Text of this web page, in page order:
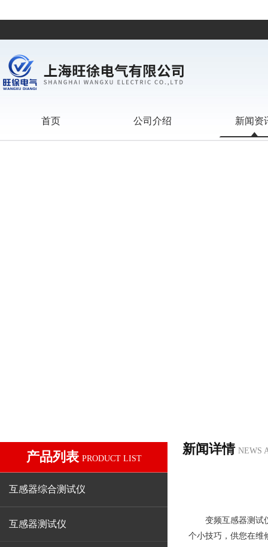
首页 公司介绍 新闻资
产品列表 PRODUCT LIST
互感器综合测试仪
互感器测试仪
新闻详情 NEWS
变频互感器测试
个小技巧，供您在维